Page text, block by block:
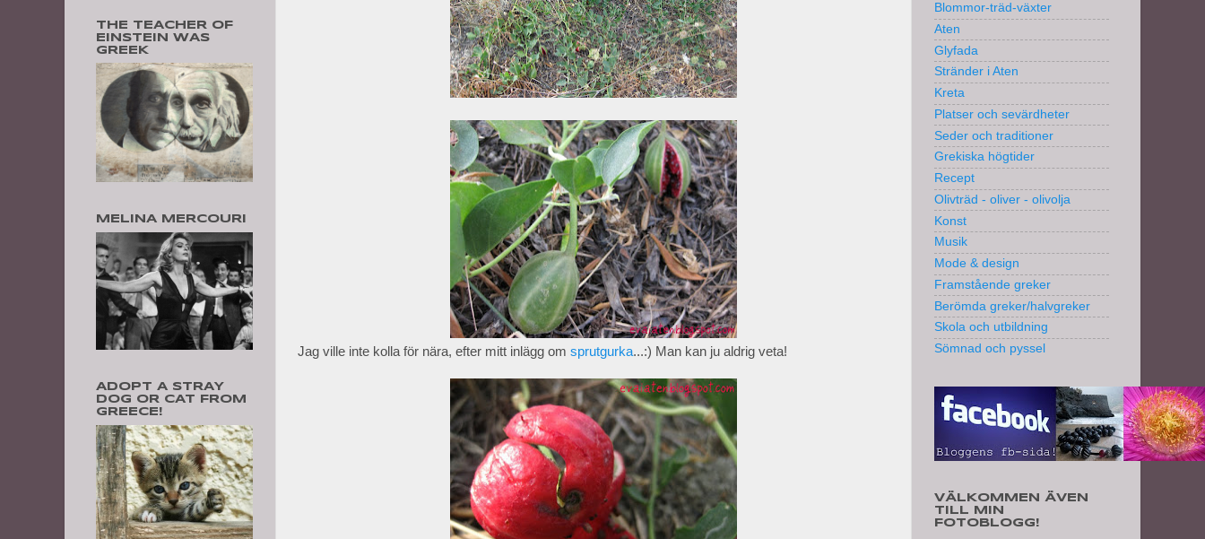
Jag ville inte kolla för nära, efter mitt inlägg om sprutgurka...:) Man kan ju aldrig veta!
THE TEACHER OF
EINSTEIN WAS
GREEK
MELINA MERCOURI
ADOPT A STRAY
DOG OR CAT FROM
GREECE!
Blommor-träd-växter
Aten
Glyfada
Stränder i Aten
Kreta
Platser och sevärdheter
Seder och traditioner
Grekiska högtider
Recept
Olivträd - oliver - olivolja
Konst
Musik
Mode & design
Framstående greker
Berömda greker/halvgreker
Skola och utbildning
Sömnad och pyssel
VÄLKOMMEN ÄVEN
TILL MIN
FOTOBLOGG!